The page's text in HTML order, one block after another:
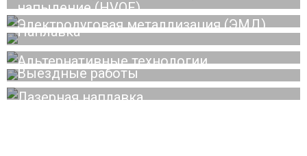
напыление (HVOF)
Электродуговая металлизация (ЭМД)
Наплавка
это нанесение слоя металла или сплава на поверхность
изделия посредством сварки плавлением.
Альтернативные технологии
Выездные работы
Работа выездным менеджером в Москве
Лазерная наплавка